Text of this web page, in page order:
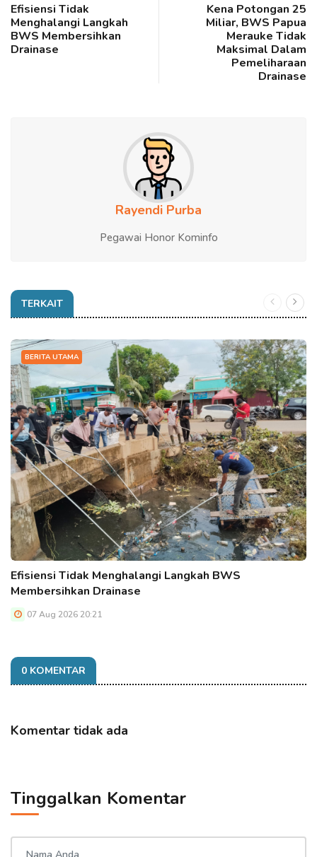
Efisiensi Tidak
Menghalangi Langkah
BWS Membersihkan
Drainase
Kena Potongan 25
Miliar, BWS Papua
Merauke Tidak
Maksimal Dalam
Pemeliharaan
Drainase
Rayendi Purba
Pegawai Honor Kominfo
TERKAIT
BERITA UTAMA
Efisiensi Tidak Menghalangi Langkah BWS
Membersihkan Drainase
07 Aug 2026 20:21
0 KOMENTAR
Komentar tidak ada
Tinggalkan Komentar